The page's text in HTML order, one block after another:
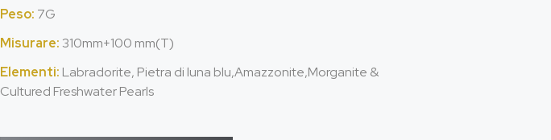
Peso: 7G
Misurare: 310mm+100 mm(T)
Elementi: Labradorite, Pietra di luna blu,Amazzonite,Morganite &
Cultured Freshwater Pearls